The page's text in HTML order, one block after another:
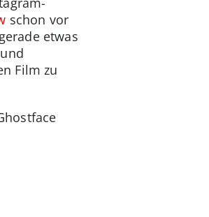
schon vor
etwas
Film zu